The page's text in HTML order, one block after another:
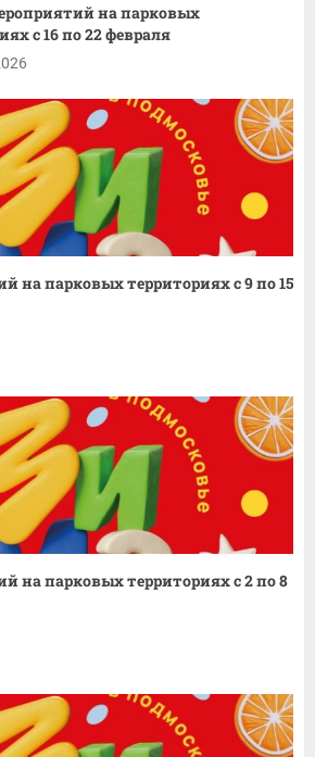
на парковых
с 16 по 22 февраля
на парковых территориях с 9 по 15
на парковых территориях с 2 по 8